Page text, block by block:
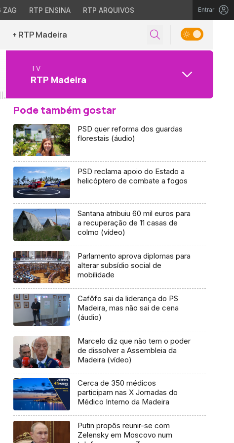
ZAG RTP ENSINA RTP ARQUIVOS Entrar
+ RTP Madeira
TV
RTP Madeira
Pode também gostar
PSD quer reforma dos guardas
florestais (áudio)
PSD reclama apoio do Estado a
helicóptero de combate a fogos
Santana atribuiu 60 mil euros para
a recuperação de 11 casas de
colmo (vídeo)
Parlamento aprova diplomas para
alterar subsídio social de
mobilidade
Cafôfo sai da liderança do PS
Madeira, mas não sai de cena
(áudio)
Marcelo diz que não tem o poder
de dissolver a Assembleia da
Madeira (vídeo)
Cerca de 350 médicos
participam nas X Jornadas do
Médico Interno da Madeira
Putin propôs reunir-se com
Zelensky em Moscovo num